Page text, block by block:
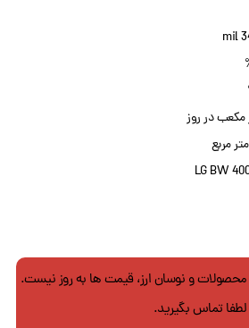
و نوسان ارز، قیمت ها به روز نیست.
لطفا تماس بگیرید.